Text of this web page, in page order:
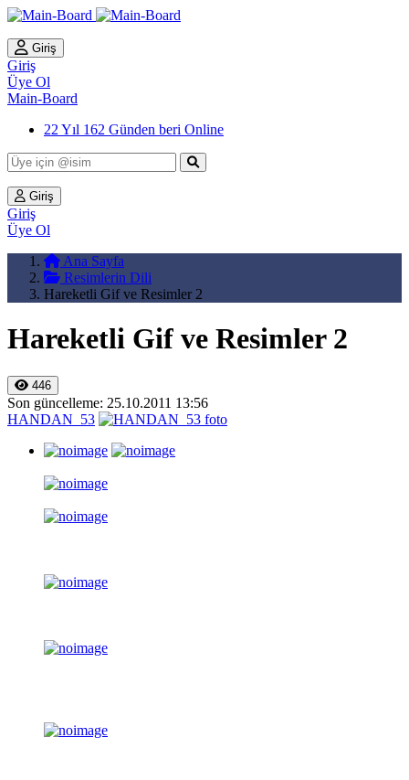
Giriş
Giriş
Üye Ol
Main-Board
22 Yıl 162 Günden beri Online
Giriş
Giriş
Üye Ol
Ana Sayfa
Resimlerin Dili
Hareketli Gif ve Resimler 2
Hareketli Gif ve Resimler 2
446
Son güncelleme: 25.10.2011 13:56
HANDAN_53